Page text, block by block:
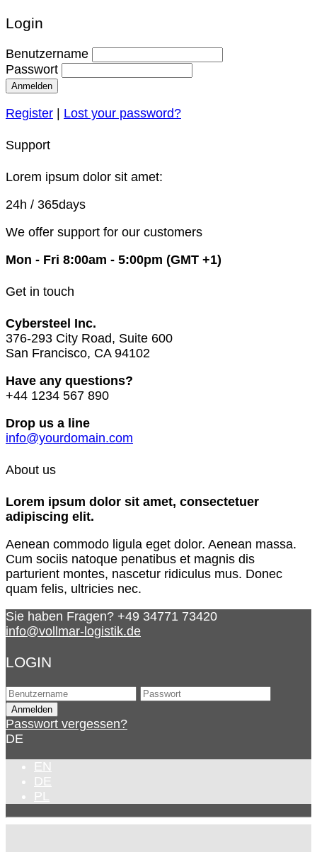
Login
Benutzername
Passwort
Anmelden
Register Lost your password?
Support
Lorem ipsum dolor sit amet:
24h / 365days
We offer support for our customers
Mon - Fri 8:00am - 5:00pm (GMT +1)
Get in touch
Cybersteel Inc.
376-293 City Road, Suite 600
San Francisco, CA 94102
Have any questions?
+44 1234 567 890
Drop us a line
info@yourdomain.com
About us
Lorem ipsum dolor sit amet, consectetuer
adipiscing elit.
Aenean commodo ligula eget dolor. Aenean massa.
Cum sociis natoque penatibus et magnis dis
parturient montes, nascetur ridiculus mus. Donec
quam felis, ultricies nec.
Sie haben Fragen? +49 34771 73420
info@vollmar-logistik.de
LOGIN
Passwort vergessen?
DE
EN
DE
PL